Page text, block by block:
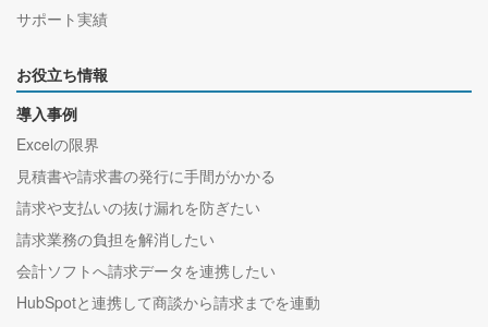
サポート実績
お役立ち情報
導入事例
Excelの限界
見積書や請求書の発行に手間がかかる
請求や支払いの抜け漏れを防ぎたい
請求業務の負担を解消したい
会計ソフトへ請求データを連携したい
HubSpotと連携して商談から請求までを連動